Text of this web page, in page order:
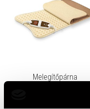
Melegítőpárna